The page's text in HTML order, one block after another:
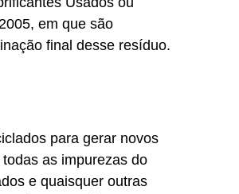
em que são
final desse resíduo.
para gerar novos
as impurezas do
e quaisquer outras